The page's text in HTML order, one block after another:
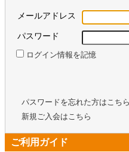
メールアドレス
パスワード
ログイン情報を記憶
パスワードを忘れた方はこち
新規ご入会はこちら
ご利用ガイド